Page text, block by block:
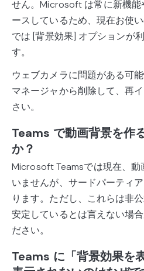
せん。Microsoft は常に新機能
ースしているため、現在お使
では [背景効果] オプションが
す。
ウェブカメラに問題がある可
マネージャから削除して、再
さい。
Teams で動画背景を作
か？
Microsoft Teamsでは現在、動
いませんが、サードパーティ
ります。ただし、これらは非
安定しているとは言えない場
ださい。
Teams に「背景効果を